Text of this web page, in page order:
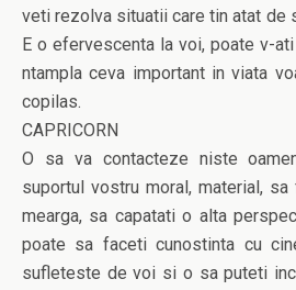
veti rezolva situatii care tin atat de
E o efervescenta la voi, poate v-
ntampla ceva important in viata
copilas.
CAPRICORN
O sa va contacteze niste
suportul vostru moral, material,
mearga, sa capatati o alta
poate sa faceti cunostinta cu
sufleteste de voi si o sa puteti